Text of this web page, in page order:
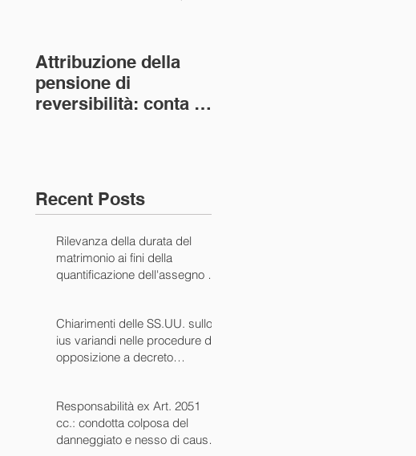
Attribuzione della
pensione di
reversibilità: conta la
Recent Posts
Rilevanza della durata del
matrimonio ai fini della
quantificazione dell'assegno di
Chiarimenti delle SS.UU. sullo
ius variandi nelle procedure di
opposizione a decreto
Responsabilità ex Art. 2051
cc.: condotta colposa del
danneggiato e nesso di causa